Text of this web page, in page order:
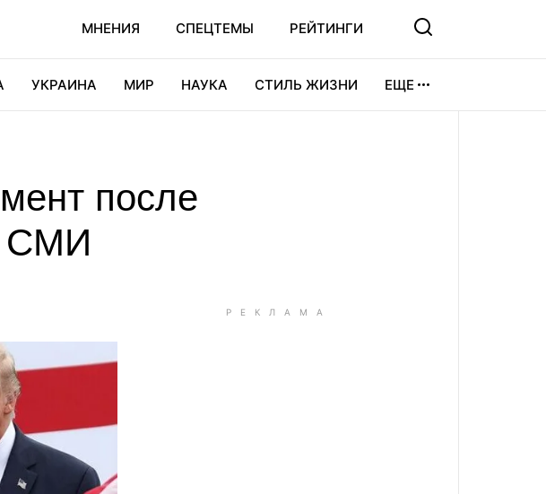
МНЕНИЯ СПЕЦТЕМЫ РЕЙТИНГИ
УКРАИНА МИР НАУКА СТИЛЬ ЖИЗНИ ЕЩЕ
после
СМИ